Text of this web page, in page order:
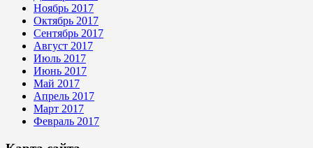
Ноябрь 2017
Октябрь 2017
Сентябрь 2017
Август 2017
Июль 2017
Июнь 2017
Май 2017
Апрель 2017
Март 2017
Февраль 2017